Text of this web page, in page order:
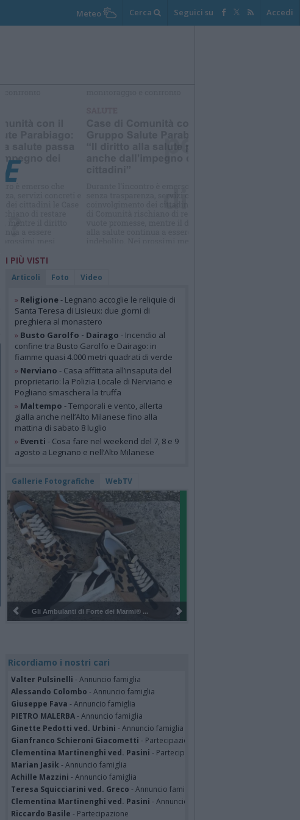
Meteo Cerca Seguici su Accedi
I PIÙ VISTI
Articoli Foto Video
» Religione- Legnano accoglie le reliquie di
Santa Teresa di Lisieux: due giorni di
preghiera al monastero
» Busto Garolfo - Dairago - Incendio al
confine tra Busto Garolfo e Dairago: in
fiamme quasi 4.000 metri quadrati di verde
» Nerviano - Casa affittata all’insaputa del
proprietario: la Polizia Locale di Nerviano e
Pogliano smaschera la truffa
» Maltempo - Temporali e vento, allerta
gialla anche nell’Alto Milanese fino alla
mattina di sabato 8 luglio
» Eventi - Cosa fare nel weekend del 7, 8 e 9
agosto a Legnano e nell’Alto Milanese
Gallerie Fotografiche WebTV
Pulizia del bosco del Rugareto a ...
Ricordiamo i nostri cari
Valter Pulsinelli - Annuncio famiglia
Alessando Colombo - Annuncio famiglia
Giuseppe Fava - Annuncio famiglia
PIETRO MALERBA- Annuncio famiglia
Ginette Pedotti ved. Urbini - Annuncio famiglia
Gianfranco Schieroni Giacometti - Partecipazione
Clementina Martinenghi ved. Pasini - Partecipazione
Marian Jasik - Annuncio famiglia
Achille Mazzini - Annuncio famiglia
Teresa Squicciarini ved. Greco - Annuncio famiglia
Clementina Martinenghi ved. Pasini - Annuncio famiglia
Riccardo Basile - Partecipazione